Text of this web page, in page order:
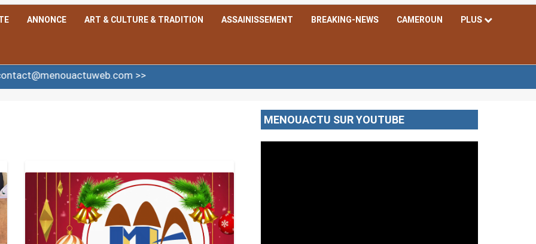
ANNONCE ART & CULTURE & TRADITION ASSAINISSEMENT BREAKING-NEWS CAMEROUN PLUS
>>
MENOUACTU SUR YOUTUBE